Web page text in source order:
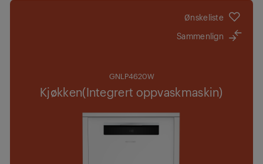
Ønskeliste
Sammenlign
GNLP4620W
Kjøkken(Integrert oppvaskmaskin)